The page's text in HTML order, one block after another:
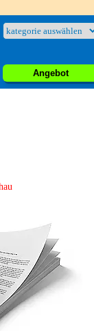
Angebot